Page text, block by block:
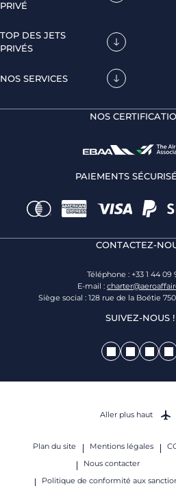
PRIVÉ
TOP DES JETS
PRIVÉS
NOS SERVICES
NOS
PAIEMENTS
CONTACTEZ-
Téléphone : +33 1 44 09
E-mail :
Siège social : 128 rue de la Boétie
SUIVEZ-NOUS !
Plan du site Mentions légales
Nous contacter
Politique de conformité aux
Aller plus haut